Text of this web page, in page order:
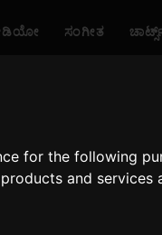
for the following
and services
ಸಂಗೀತ